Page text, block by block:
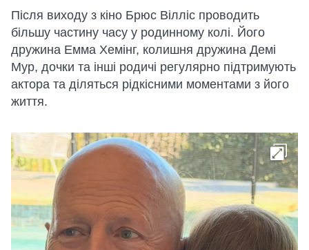
Після виходу з кіно Брюс Вілліс проводить
більшу частину часу у родинному колі. Його
дружина Емма Хемінг, колишня дружина Демі
Мур, дочки та інші родичі регулярно підтримують
актора та діляться рідкісними моментами з його
життя.